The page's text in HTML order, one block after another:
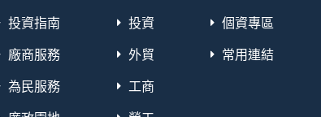
投資指南
廠商服務
為民服務
投資
外貿
工商
個資專區
常用連結